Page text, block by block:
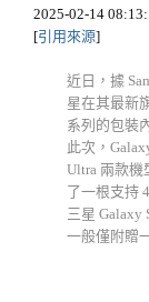
2025-02-14
[引用來源]
近日，據
星在其最新
系列的包裝
此次，
Ultra 兩款機
了一根支持
三星 Galaxy
一般僅附贈